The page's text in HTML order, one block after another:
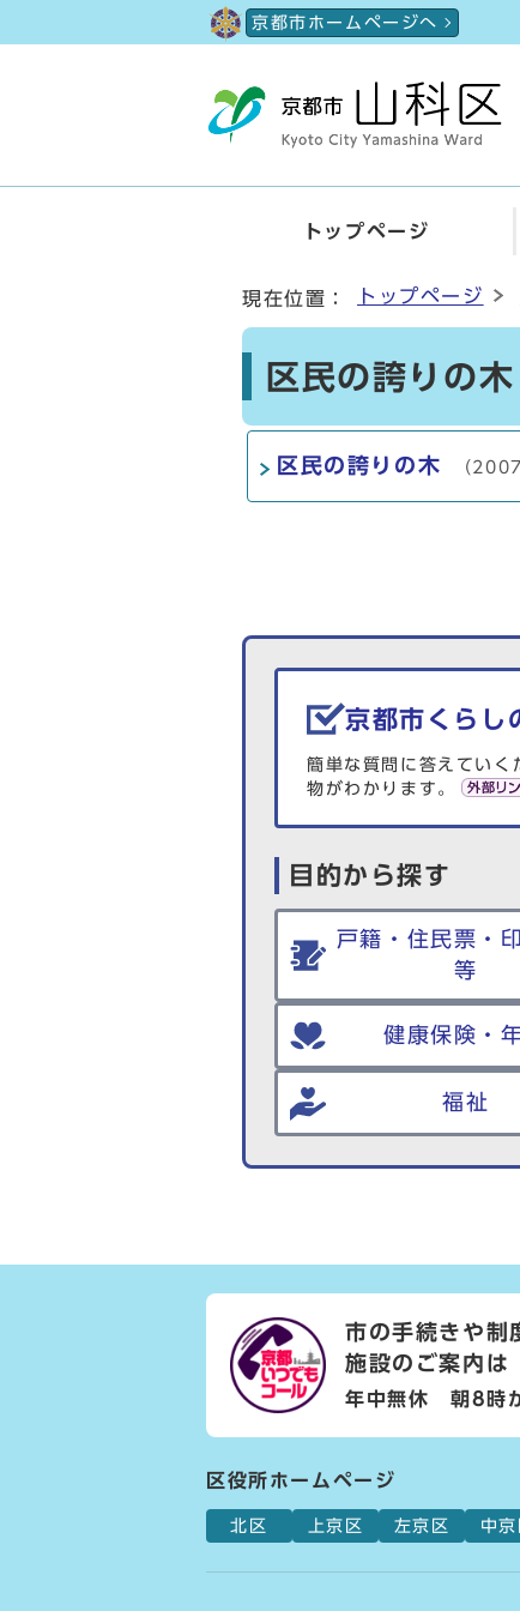
京都市ホームページへ
トップページ
現在位置： トップページ
区民の誇りの木
区民の誇りの木 （
生活情報を探す
京都市くらし
簡単な質問に答えていく
物がわかります。
目的から探す
戸籍・住民票・
等
健康保険・
福祉
市の手続きや制
施設のご案内は
年中無休 朝8時
区役所ホームページ
北区 上京区 左京区 中京